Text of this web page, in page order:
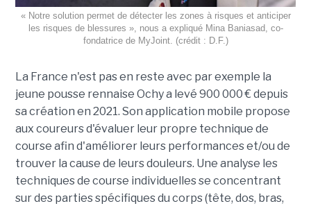
« Notre solution permet de détecter les zones à risques et anticiper
les risques de blessures », nous a expliqué Mina Baniasad, co-
fondatrice de MyJoint. (crédit : D.F.)
La France n'est pas en reste avec par exemple la
jeune pousse rennaise Ochy a levé 900 000 € depuis
sa création en 2021. Son application mobile propose
aux coureurs d'évaluer leur propre technique de
course afin d'améliorer leurs performances et/ou de
trouver la cause de leurs douleurs. Une analyse les
techniques de course individuelles se concentrant
sur des parties spécifiques du corps (tête, dos, bras,